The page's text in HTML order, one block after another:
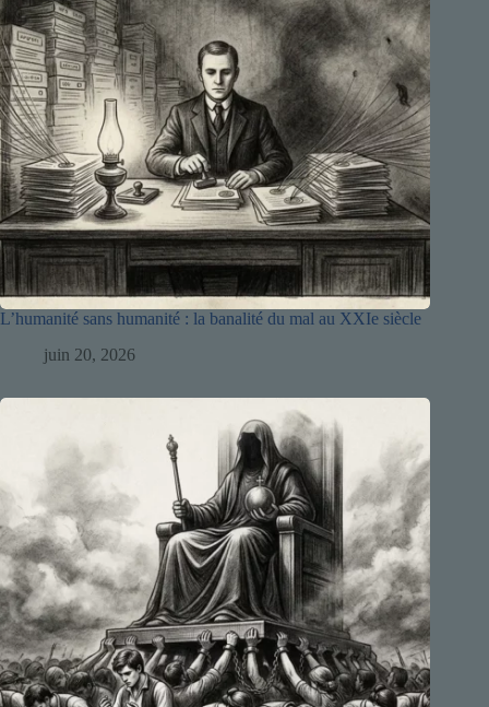
L’humanité sans humanité : la banalité du mal au XXIe siècle
juin 20, 2026